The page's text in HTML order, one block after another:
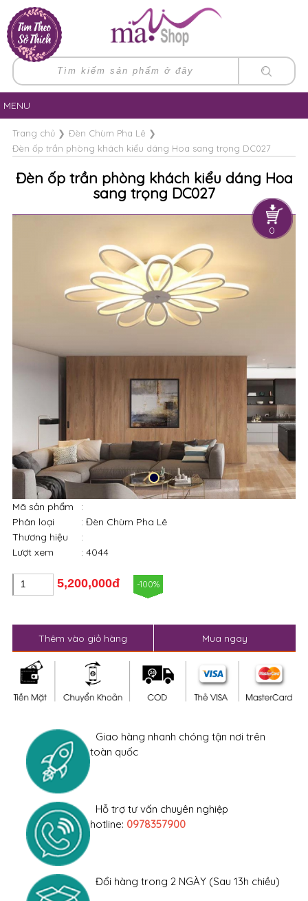
0
MENU
Trang chủ❯ Đèn Chùm Pha Lê ❯
Đèn ốp trần phòng khách kiểu dáng Hoa sang trọng DC027
Đèn ốp trần phòng khách kiểu dáng Hoa
sang trọng DC027
Mã sản phẩm
:
Phân loại
: Đèn Chùm Pha Lê
Thương hiệu
:
Lượt xem
: 4044
5,200,000đ -100%
Thêm vào giỏ hàng Mua ngay
Giao hàng nhanh chóng tận nơi trên
toàn quốc
Hỗ trợ tư vấn chuyên nghiệp
hotline: 0978357900
Đổi hàng trong 2 NGÀY (Sau 13h chiều)